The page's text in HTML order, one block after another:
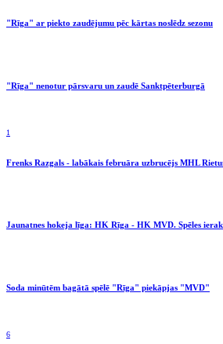
"Rīga" ar piekto zaudējumu pēc kārtas noslēdz sezonu
"Rīga" nenotur pārsvaru un zaudē Sanktpēterburgā
1
Frenks Razgals - labākais februāra uzbrucējs MHL
Jaunatnes hokeja līga: HK Rīga - HK MVD. Spēles
Soda minūtēm bagātā spēlē "Rīga" piekāpjas "MVD"
6